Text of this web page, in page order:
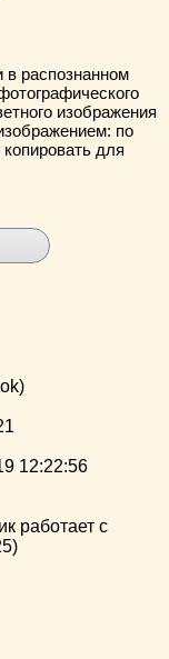
в распознанном
изображения
по
для
12:22:56
работает с